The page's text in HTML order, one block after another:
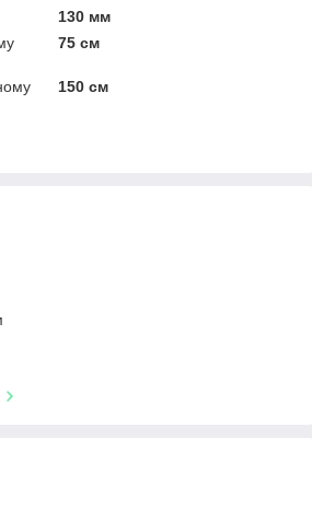
130 мм
75 см
150 см